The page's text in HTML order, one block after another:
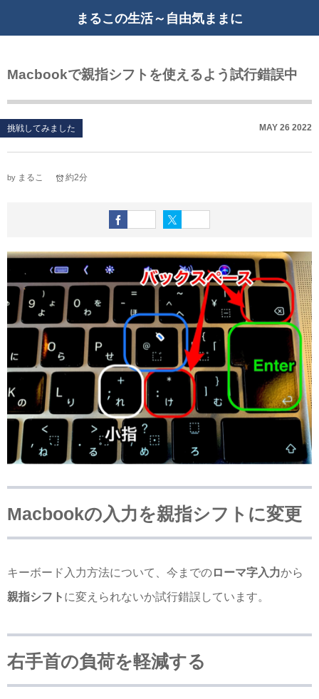
まるこの生活～自由気ままに
Macbookで親指シフトを使えるよう試行錯誤中
挑戦してみました MAY 26 2022
by まるこ 約2分
Macbookの入力を親指シフトに変更
キーボード入力方法について、今までのローマ字入力から
親指シフト に変えられないか試行錯誤しています。
右手首の負荷を軽減する